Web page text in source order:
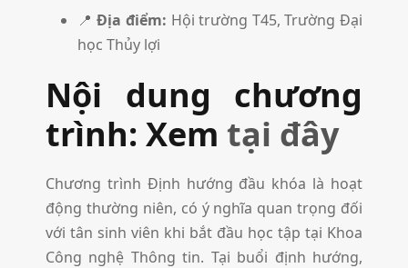
📍Địa điểm: Hội trường T45, Trường Đại
học Thủy lợi
Nội dung chương
trình: Xem tại đây
Chương trình Định hướng đầu khóa là hoạt
động thường niên, có ý nghĩa quan trọng đối
với tân sinh viên khi bắt đầu học tập tại Khoa
Công nghệ Thông tin. Tại buổi định hướng,